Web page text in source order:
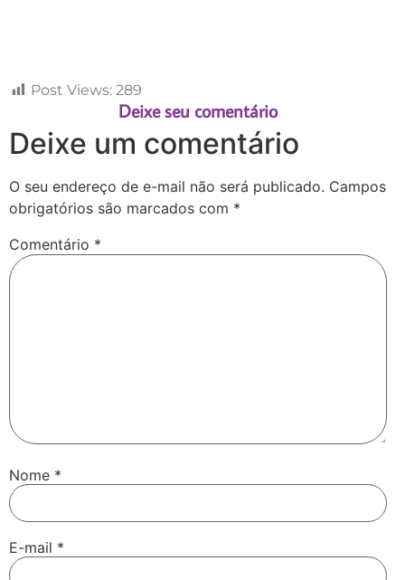
Post Views: 289
Deixe seu comentário
Deixe um comentário
O seu endereço de e-mail não será publicado. Campos
obrigatórios são marcados com *
Comentário *
Nome *
E-mail *